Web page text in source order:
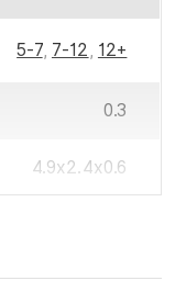
5-7, 7-12, 12+
0.3
4.9x2.4x0.6